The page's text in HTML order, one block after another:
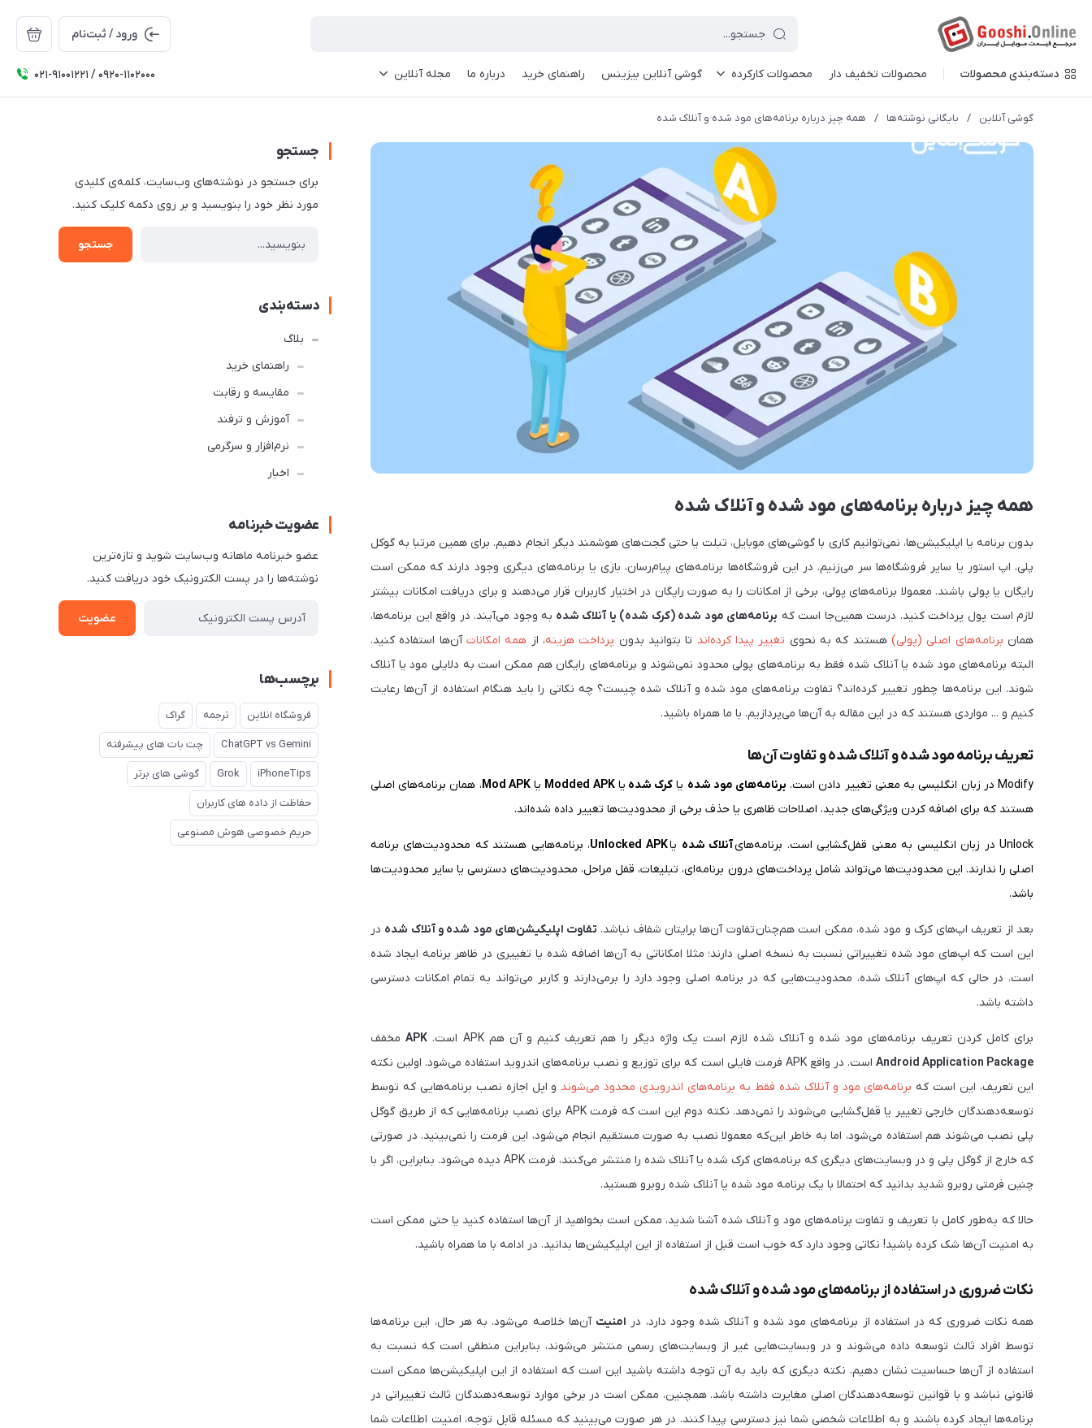
ورود / ثبت‌نام
دسته‌بندی محصولات محصولات تخفیف دار محصولات کارکرده گوشی آنلاین بیزینس راهنمای خرید درباره ما مجله آنلاین ۰۲۱-91001221 / 0920-1102000
گوشی آنلاین / بایگانی نوشته‌ها / همه چیز درباره برنامه‌های مود شده و آنلاک شده
همه چیز درباره برنامه‌های مود شده و آنلاک شده
بدون برنامه‌ یا اپلیکیشن‌ها، نمی‌توانیم کاری با گوشی‌های موبایل، تبلت یا حتی گجت‌های هوشمند دیگر انجام دهیم. برای همین مرتبا به گوکل
پلی، اپ استور یا سایر فروشگاه‌ها سر می‌زنیم. در این فروشگاه‌ها برنامه‌های پیام‌رسان، بازی یا برنامه‌های دیگری وجود دارند که ممکن است
رایگان یا پولی باشند. معمولا برنامه‌های پولی، برخی از امکانات را به صورت رایگان در اختیار کاربران قرار می‌دهند و برای دریافت امکانات بیشتر
لازم است پول پرداخت کنید. درست همین‌جا است که برنامه‌های مود شده (کرک شده) یا آنلاک شده به وجود می‌آیند. در واقع این برنامه‌ها،
همان برنامه‌های اصلی (پولی)هستند که به نحوی تغییر پیدا کرده‌اند تا بتوانید بدون پرداخت هزینه، از همه امکانات آن‌ها استفاده کنید.
البته برنامه‌های مود شده یا آنلاک شده فقط به برنامه‌های پولی محدود نمی‌شوند و برنامه‌های رایگان هم ممکن است به دلایلی مود یا آنلاک
شوند. این برنامه‌ها چطور تغییر کرده‌اند؟ تفاوت برنامه‌های مود شده و آنلاک شده چیست؟ چه نکاتی را باید هنگام استفاده از آن‌ها رعایت
کنیم و ... مواردی هستند که در این مقاله به آن‌ها می‌پردازیم. با ما همراه باشید.
تعریف برنامه مود شده و آنلاک شده و تفاوت آن‌ها
Modify در زبان انگلیسی به معنی تغییر دادن است. برنامه‌های مود شده یا کرک شده یاModded APK یاMod APK، همان برنامه‌های اصلی
هستند که برای اضافه کردن ویژگی‌های جدید، اصلاحات ظاهری یا حذف برخی از محدودیت‌ها تغییر داده شده‌اند.
Unlock در زبان انگلیسی به معنی قفل‌گشایی است. برنامه‌های آنلاک شده یاUnlocked APK
، برنامه‌هایی هستند که محدودیت‌های برنامه
اصلی را ندارند. این محدودیت‌ها می‌تواند شامل پرداخت‌های درون برنامه‌ای، تبلیغات، قفل مراحل، محدودیت‌های دسترسی یا سایر محدودیت‌ها
باشد.
بعد از تعریف اپ‌های کرک و مود شده، ممکن است هم‌چنانتفاوت آن‌ها برایتان شفاف نباشد. تفاوت اپلیکیشن‌های مود شده و آنلاک شده در
این است که اپ‌های مود شده تغییراتی نسبت به نسخه اصلی دارند؛ مثلا امکاناتی به آن‌ها اضافه شده یا تغییری در ظاهر برنامه ایجاد شده
است. در حالی که اپ‌های آنلاک شده، محدودیت‌هایی که در برنامه اصلی وجود دارد را برمی‌دارند و کاربر می‌تواند به تمام امکانات دسترسی
داشته باشد.
برای کامل کردن تعریف برنامه‌های مود شده و آنلاک شده لازم است یک واژه دیگر را هم تعریف کنیم و آن هم APK است. APKمخفف
Android Application Package
است. در واقع APK فرمت فایلی است که برای توزیع و نصب برنامه‌های اندروید استفاده می‌شود. اولین نکته
این تعریف، این است که برنامه‌های مود و آنلاک شده فقط به برنامه‌های اندرویدی محدود می‌شوند و اپل اجازه نصب برنامه‌هایی که توسط
توسعه‌دهندگان خارجی تغییر یا قفل‌گشایی می‌شوند را نمی‌دهد. نکته دوم این است که فرمت APK برای نصب برنامه‌هایی که از طریق گوگل
پلی نصب می‌شوند هم استفاده می‌شود، اما به خاطر این‌که معمولا نصب به صورت مستقیم انجام می‌شود، این فرمت را نمی‌بینید. در صورتی
که خارج از گوگل پلی و در وبسایت‌های دیگری که برنامه‌های کرک شده یا آنلاک شده را منتشر می‌کنند، فرمت APK دیده می‌شود. بنابراین، اگر با
چنین فرمتی روبرو شدید بدانید که احتمالا با یک برنامه مود شده یا آنلاک شده روبرو هستید.
حالا که به‌طور کامل با تعریف و تفاوت برنامه‌های مود و آنلاک شده آشنا شدید، ممکن است بخواهید از آن‌ها استفاده کنید یا حتی ممکن است
به امنیت آن‌ها شک کرده باشید! نکاتی وجود دارد که خوب است قبل از استفاده از این اپلیکیشن‌ها بدانید. در ادامه با ما همراه باشید.
نکات ضروری در استفاده از برنامه‌های مود شده و آنلاک شده
همه نکات ضروری که در استفاده از برنامه‌های مود شده و آنلاک شده وجود دارد، در امنیت آن‌ها خلاصه می‌شود. به هر حال، این برنامه‌ها
توسط افراد ثالث توسعه داده می‌شوند و در وبسایت‌هایی غیر از وبسایت‌های رسمی منتشر می‌شوند، بنابراین منطقی است که نسبت به
استفاده از آن‌ها حساسیت نشان دهیم. نکته دیگری که باید به آن توجه داشته باشید این است که استفاده از این اپلیکیشن‌ها ممکن است
قانونی نباشد و با قوانین توسعه‌دهندگان اصلی مغایرت داشته باشد. همچنین، ممکن است در برخی موارد توسعه‌دهندگان ثالث تغییراتی در
برنامه‌ها ایجاد کرده باشند و به اطلاعات شخصی شما نیز دسترسی پیدا کنند. در هر صورت می‌بینید که مسئله قابل توجه، امنیت اطلاعات شما
جستجو
برای جستجو در نوشته‌های وب‌سایت، کلمه‌ی کلیدی
مورد نظر خود را بنویسید و بر روی دکمه کلیک کنید.
جستجو
دسته‌بندی
بلاگ
راهنمای خرید
مقایسه و رقابت
آموزش و ترفند
نرم‌افزار و سرگرمی
اخبار
عضویت خبرنامه
عضو خبرنامه ماهانه وب‌سایت شوید و تازه‌ترین
نوشته‌ها را در پست الکترونیک خود دریافت کنید.
عضویت
برچسب‌ها
فروشگاه انلاین ترجمه گراک
ChatGPT vs Gemini چت بات های پیشرفته
iPhoneTips
Grok گوشی های برتر
حفاظت از داده های کاربران
حریم خصوصی هوش مصنوعی